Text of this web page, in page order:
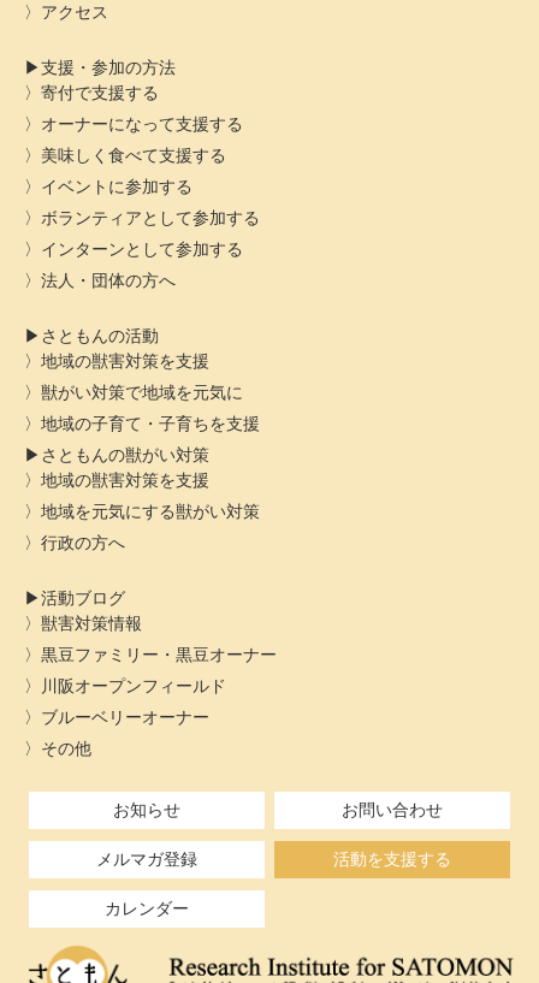
アクセス
支援・参加の方法
寄付で支援する
オーナーになって支援する
美味しく食べて支援する
イベントに参加する
ボランティアとして参加する
インターンとして参加する
法人・団体の方へ
さともんの活動
地域の獣害対策を支援
獣がい対策で地域を元気に
地域の子育て・子育ちを支援
さともんの獣がい対策
地域の獣害対策を支援
地域を元気にする獣がい対策
行政の方へ
活動ブログ
獣害対策情報
黒豆ファミリー・黒豆オーナー
川阪オープンフィールド
ブルーベリーオーナー
その他
お知らせ お問い合わせ
メルマガ登録 活動を支援する
カレンダー